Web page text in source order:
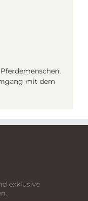
mit dem
exklusive